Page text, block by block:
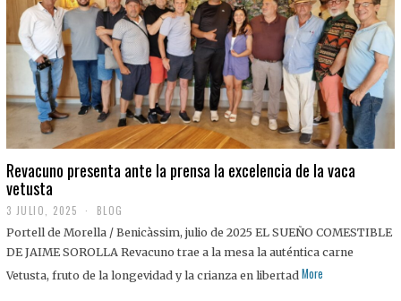
5
Revacuno presenta ante la prensa la excelencia de la vaca
vetusta
3 JULIO, 2025
J
U
I
BLOG
Portell de Morella / Benicàssim, julio de 2025 EL SUEÑO COMESTIBLE
DE JAIME SOROLLA Revacuno trae a la mesa la auténtica carne
Vetusta, fruto de la longevidad y la crianza en libertad More